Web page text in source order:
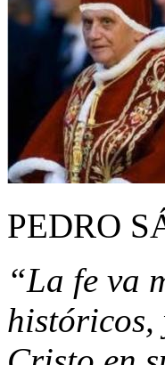
PEDRO
“La fe va
históricos,